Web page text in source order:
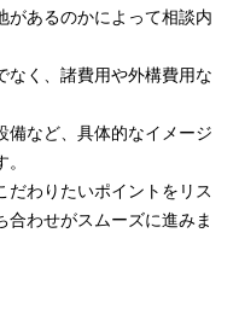
があるのかによって相談内
なく、諸費用や外構費用な
備など、具体的なイメージ
だわりたいポイントをリス
合わせがスムーズに進みま